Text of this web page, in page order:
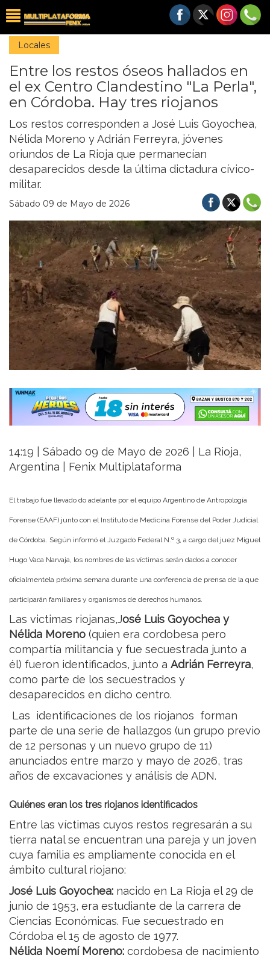
Locales
Entre los restos óseos hallados en
el ex Centro Clandestino "La Perla",
en Córdoba. Hay tres riojanos
Los restos corresponden a José Luis Goyochea,
Nélida Moreno y Adrián Ferreyra, jóvenes
oriundos de La Rioja que permanecían
desaparecidos desde la última dictadura cívico-
militar.
Sábado 09 de Mayo de 2026
14:19 | Sábado 09 de Mayo de 2026 | La Rioja,
Argentina | Fenix Multiplataforma
El trabajo fue llevado do adelante por el equipo Argentino de Antropología
Forense (EAAF) junto con el Instituto de Medicina Forense del Poder Judicial
de Córdoba. Según informó el Juzgado Federal N.º 3, a cargo del juez Miguel
Hugo Vaca Narvaja, los nombres de las víctimas serán dados a conocer
oficialmentela próxima semana durante una conferencia de prensa de la que
participarán familiares y organismos de derechos humanos.
Las victimas riojanas,José Luis Goyochea y
Nélida Moreno (quien era cordobesa pero
compartía militancia y fue secuestrada junto a
él) fueron identificados, junto a Adrián Ferreyra,
como parte de los secuestrados y
desaparecidos en dicho centro.
Las identificaciones de los riojanos forman
parte de una serie de hallazgos (un grupo previo
de 12 personas y un nuevo grupo de 11)
anunciados entre marzo y mayo de 2026, tras
años de excavaciones y análisis de ADN.
Quiénes eran los tres riojanos identificados
Entre las víctimas cuyos restos regresarán a su
tierra natal se encuentran una pareja y un joven
cuya familia es ampliamente conocida en el
ámbito cultural riojano:
José Luis Goyochea: nacido en La Rioja el 29 de
junio de 1953, era estudiante de la carrera de
Ciencias Económicas. Fue secuestrado en
Córdoba el 15 de agosto de 1977.
Nélida Noemí Moreno: cordobesa de nacimiento